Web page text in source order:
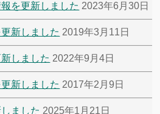
を更新しました 2023年6月30日
新しました 2019年3月11日
しました 2022年9月4日
新しました 2017年2月9日
ました 2025年1月21日